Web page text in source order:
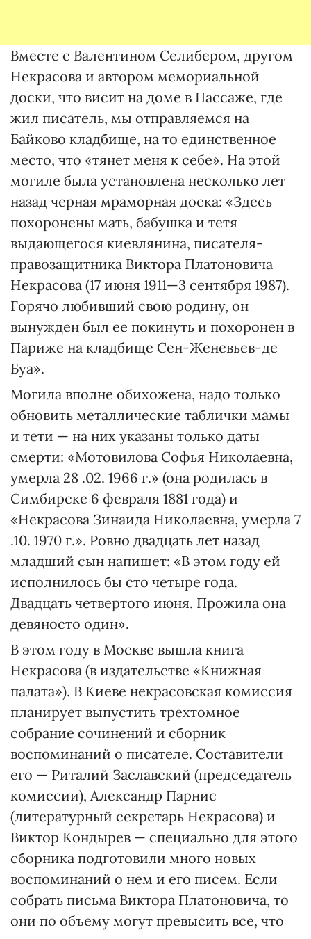
Вместе с Валентином Селибером, другом
Некрасова и автором мемориальной
доски, что висит на доме в Пассаже, где
жил писатель, мы отправляемся на
Байково кладбище, на то единственное
место, что «тянет меня к себе». На этой
могиле была установлена несколько лет
назад черная мраморная доска: «Здесь
похоронены мать, бабушка и тетя
выдающегося киевлянина, писателя-
правозащитника Виктора Платоновича
Некрасова (17 июня 1911—3 сентября 1987).
Горячо любивший свою родину, он
вынужден был ее покинуть и похоронен в
Париже на кладбище Сен-Женевьев-де
Буа».
Могила вполне обихожена, надо только
обновить металлические таблички мамы
и тети — на них указаны только даты
смерти: «Мотовилова Софья Николаевна,
умерла 28 .02. 1966 г.» (она родилась в
Симбирске 6 февраля 1881 года) и
«Некрасова Зинаида Николаевна, умерла 7
.10. 1970 г.». Ровно двадцать лет назад
младший сын напишет: «В этом году ей
исполнилось бы сто четыре года.
Двадцать четвертого июня. Прожила она
девяносто один».
В этом году в Москве вышла книга
Некрасова (в издательстве «Книжная
палата»). В Киеве некрасовская комиссия
планирует выпустить трехтомное
собрание сочинений и сборник
воспоминаний о писателе. Составители
его — Риталий Заславский (председатель
комиссии), Александр Парнис
(литературный секретарь Некрасова) и
Виктор Кондырев — специально для этого
сборника подготовили много новых
воспоминаний о нем и его писем. Если
собрать письма Виктора Платоновича, то
они по объему могут превысить все, что